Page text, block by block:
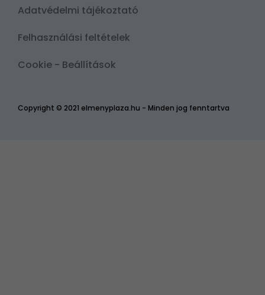
Copyright © 2021 elmenyplaza.hu - Minden jog fenntartva
Adatvédelmi tájékoztató
Felhasználási feltételek
Cookie - Beállítások